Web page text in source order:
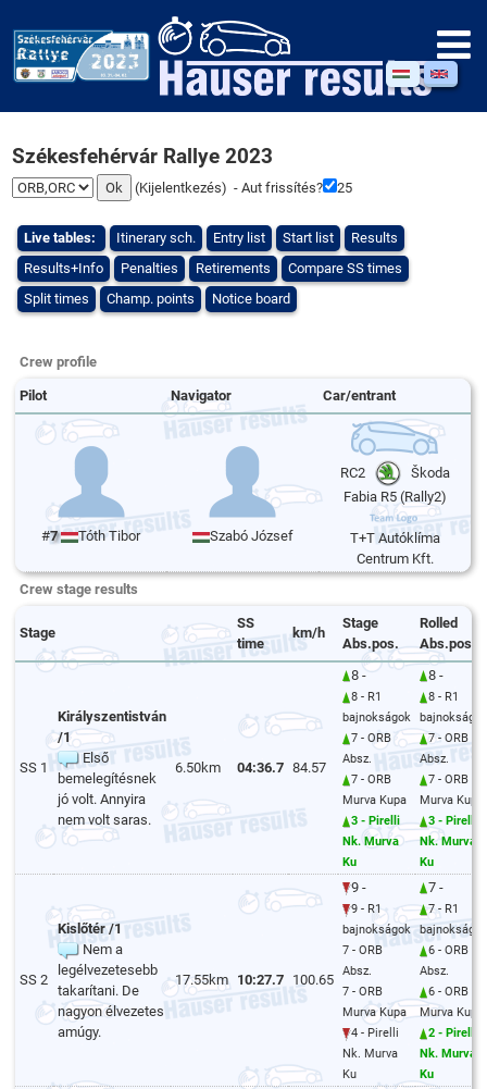
Székesfehérvár Rallye 2023
(Kijelentkezés) - Aut frissítés? 25
Live tables: Itinerary sch. Entry list Start list
Results
Results+Info
Penalties Retirements
Compare SS times
Split times
Champ. points Notice board
Crew profile
Pilot Navigator Car/entrant
#7 Tóth Tibor Szabó József
RC2
Škoda
Fabia R5 (Rally2)
T+T Autóklíma
Centrum Kft.
Crew stage results
Stage
SS
time
km/h
Stage
Abs.pos.
Rolled
Abs.pos.
SS 1
Királyszentistván
/1
Első
bemelegítésnek
jó volt. Annyira
nem volt saras.
6.50km 04:36.7 84.57
8 -
8 - R1
bajnokságok
7 - ORB
Absz.
7 - ORB
Murva Kupa
3 - Pirelli
Nk. Murva
Ku
8 -
8 - R1
7 - ORB
Absz.
7 - ORB
Murva Kupa
3 - Pirelli
Nk. Murva
Ku
SS 2
Kislőtér /1
Nem a
legélvezetesebb
takarítani. De
nagyon élvezetes
amúgy.
17.55km 10:27.7 100.65
9 -
9 - R1
bajnokságok
7 - ORB
Absz.
7 - ORB
Murva Kupa
4 - Pirelli
Nk. Murva
Ku
7 -
7 - R1
6 - ORB
Absz.
6 - ORB
Murva Kupa
2 - Pirelli
Nk. Murva
Ku